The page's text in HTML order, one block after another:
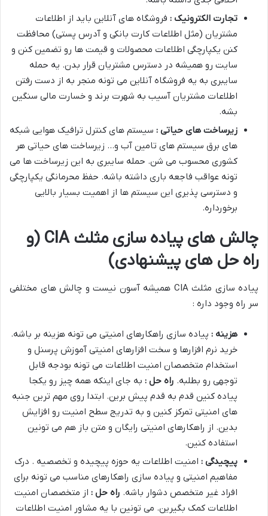
تجارت الکترونیک : فروشگاه های آنلاین باید از اطلاعات
مشتریان (مثل اطلاعات کارت بانکی و آدرس پستی) محافظت
کنن یکپارچگی اطلاعات محصولات و قیمت ها رو تضمین کنن و
سایت رو همیشه در دسترس مشتریان قرار بدن. یه حمله
سایبری به یه فروشگاه آنلاین می تونه منجر به از دست رفتن
اطلاعات مشتریان آسیب به شهرت برند و خسارت مالی سنگین
بشه.
زیرساخت های حیاتی : سیستم های کنترل ترافیک هوایی شبکه
های برق سیستم های تامین آب و… زیرساخت های حیاتی هر
کشوری محسوب می شن. حمله سایبری به این زیرساخت ها می
تونه عواقب فاجعه باری داشته باشه. حفظ محرمانگی یکپارچگی
و دسترسی پذیری این سیستم ها از اهمیت بسیار بالایی
برخورداره.
چالش های پیاده سازی مثلث CIA (و
راه حل های پیشنهادی)
پیاده سازی مثلث CIA همیشه آسون نیست و چالش های مختلفی
سر راه وجود داره :
هزینه : پیاده سازی راهکارهای امنیتی می تونه هزینه بر باشه.
خرید نرم افزارها و سخت افزارهای امنیتی آموزش پرسنل و
استخدام متخصصان امنیت اطلاعات می تونه بودجه قابل
توجهی رو بطلبه. راه حل : به جای اینکه همه چیز رو یکجا
پیاده کنین قدم به قدم پیش برین. ابتدا روی مهم ترین جنبه
های امنیتی تمرکز کنین و به تدریج سطح امنیت رو افزایش
بدین. از راهکارهای امنیتی رایگان و متن باز هم می تونین
استفاده کنین.
پیچیدگی : امنیت اطلاعات یه حوزه پیچیده و تخصصیه . درک
مفاهیم امنیتی و پیاده سازی راهکارهای مناسب می تونه برای
افراد غیر متخصص دشوار باشه. راه حل : از متخصصان امنیت
اطلاعات کمک بگیرین. می تونین با یه مشاور امنیت اطلاعات